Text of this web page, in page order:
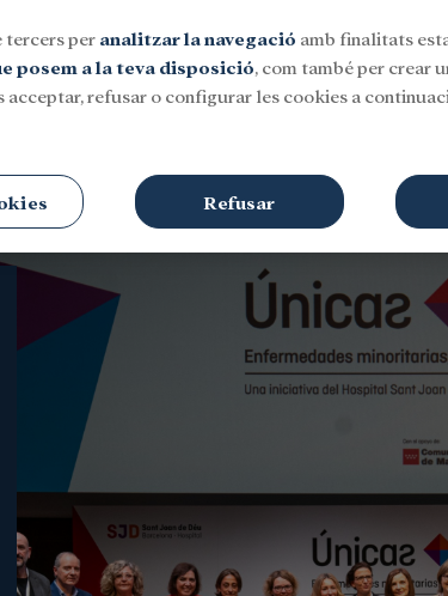
tercers per analitzar la navegació amb finalitats
posem a la teva disposició, com també per crear
acceptar, refusar o configurar les cookies a
Refusar